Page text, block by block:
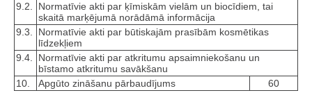
9.2.
Normatīvie akti par ķīmiskām vielām un biocīdiem, tai
skaitā marķējumā norādāmā informācija
9.3.
Normatīvie akti par būtiskajām prasībām kosmētikas
līdzekļiem
9.4.
Normatīvie akti par atkritumu apsaimniekošanu un
bīstamo atkritumu savākšanu
10.
Apgūto zināšanu pārbaudījums 60